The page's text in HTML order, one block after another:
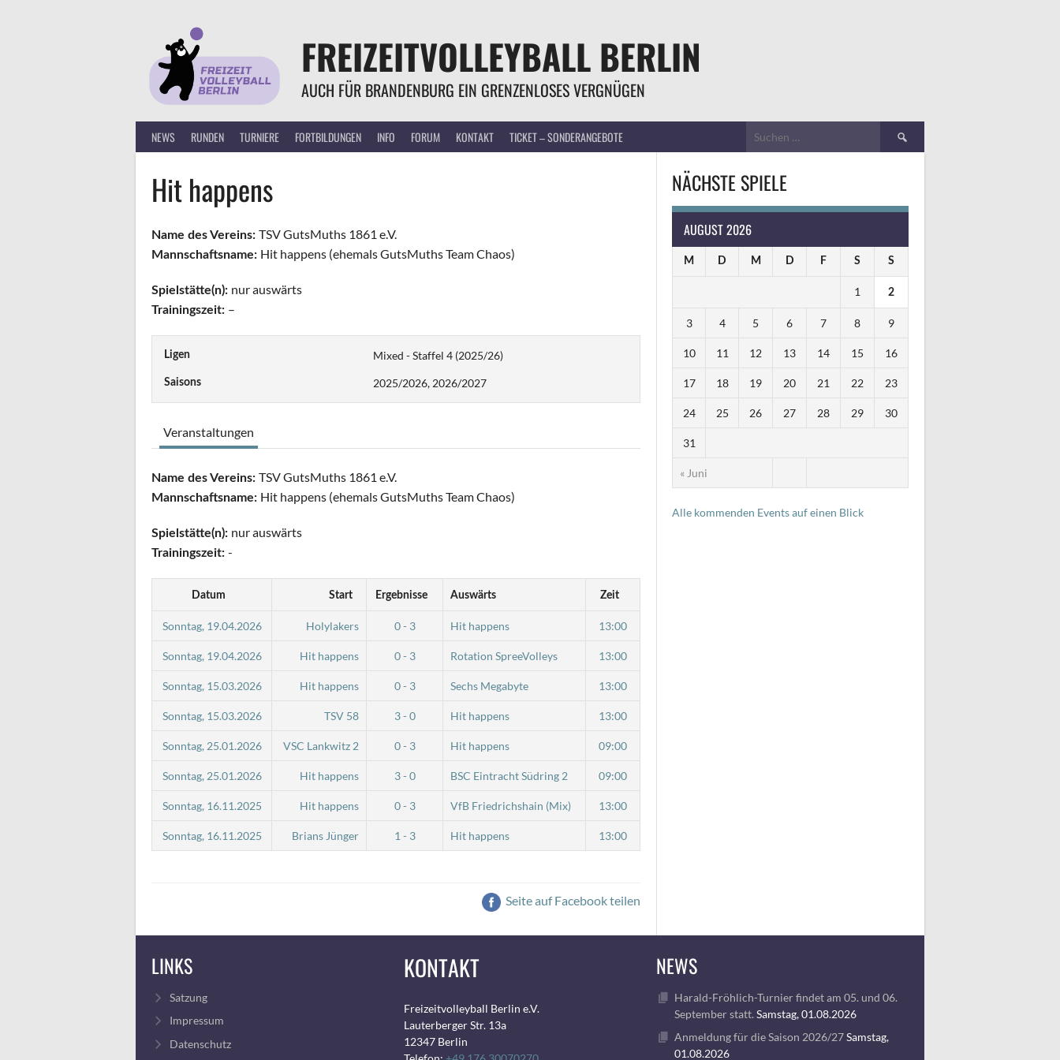
FREIZEITVOLLEYBALL BERLIN
AUCH FÜR BRANDENBURG EIN GRENZENLOSES VERGNÜGEN
NEWS RUNDEN TURNIERE FORTBILDUNGEN INFO FORUM KONTAKT TICKET – SONDERANGEBOTE
Suchen
nach:
Hit happens
Name des Vereins: TSV GutsMuths 1861 e.V.
Mannschaftsname: Hit happens (ehemals GutsMuths Team Chaos)
Spielstätte(n): nur auswärts
Trainingszeit: –
Ligen Mixed - Staffel 4 (2025/26)
Saisons 2025/2026, 2026/2027
Veranstaltungen
Name des Vereins: TSV GutsMuths 1861 e.V.
Mannschaftsname: Hit happens (ehemals GutsMuths Team Chaos)
Spielstätte(n): nur auswärts
Trainingszeit: -
Datum Start Ergebnisse Auswärts Zeit
Sonntag, 19.04.2026 Holylakers 0 - 3 Hit happens 13:00
Sonntag, 19.04.2026 Hit happens 0 - 3 Rotation SpreeVolleys 13:00
Sonntag, 15.03.2026 Hit happens 0 - 3 Sechs Megabyte 13:00
Sonntag, 15.03.2026 TSV 58 3 - 0 Hit happens 13:00
Sonntag, 25.01.2026 VSC Lankwitz 2 0 - 3 Hit happens 09:00
Sonntag, 25.01.2026 Hit happens 3 - 0 BSC Eintracht Südring 2 09:00
Sonntag, 16.11.2025 Hit happens 0 - 3 VfB Friedrichshain (Mix) 13:00
Sonntag, 16.11.2025 Brians Jünger 1 - 3 Hit happens 13:00
Seite auf Facebook teilen
NÄCHSTE SPIELE
AUGUST 2026
M D M D F S S
« Juni
1 2
3 4 5 6 7 8 9
10 11 12 13 14 15 16
17 18 19 20 21 22 23
24 25 26 27 28 29 30
31
Alle kommenden Events auf einen Blick
LINKS
Satzung
Impressum
Datenschutz
KONTAKT
Freizeitvolleyball Berlin e.V.
Lauterberger Str. 13a
12347 Berlin
NEWS
Harald-Fröhlich-Turnier findet am 05. und 06.
September statt. Samstag, 01.08.2026
Anmeldung für die Saison 2026/27Samstag,
01.08.2026